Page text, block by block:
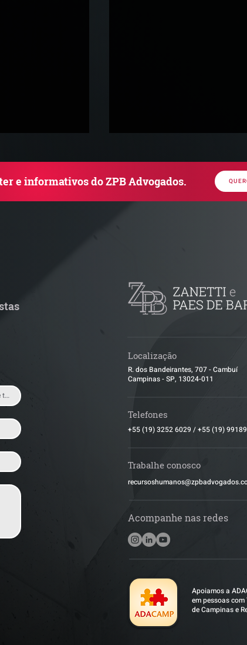
o Setor
e informativos do ZPB Advogados.
Localização
R. dos Bandeirantes, 707 - Cambuí
Campinas - SP, 13024-011
Telefones
+55 (19) 3252 6029 /+55 (19)
Trabalhe conosco
Acompanhe nas redes
Apoiamos a
em pessoas
de Campinas e